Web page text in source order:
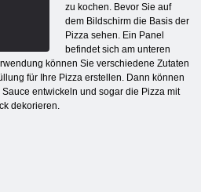
zu kochen. Bevor Sie auf
dem Bildschirm die Basis der
Pizza sehen. Ein Panel
befindet sich am unteren
können Sie verschiedene Zutaten
für Ihre Pizza erstellen. Dann können
entwickeln und sogar die Pizza mit
dekorieren.